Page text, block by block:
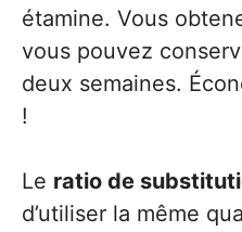
étamine. Vous
vous pouvez
deux semaines.
!
Le ratio de
d’utiliser la même